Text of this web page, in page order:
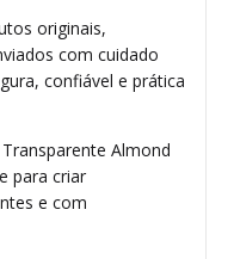
originais,
com cuidado
confiável e prática
Almond
para criar
e com